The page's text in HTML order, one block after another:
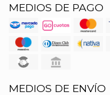
MEDIOS DE PAGO
MEDIOS DE ENVÍO